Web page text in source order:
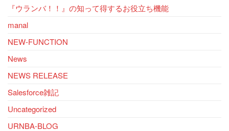
『ウランバ！！』の知って得するお役立ち機能
manal
NEW-FUNCTION
News
NEWS RELEASE
Salesforce雑記
Uncategorized
URNBA-BLOG